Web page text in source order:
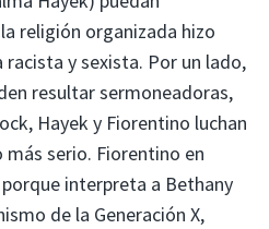
religión organizada hizo
y sexista. Por un lado,
resultar sermoneadoras,
Hayek y Fiorentino luchan
serio. Fiorentino en
interpreta a Bethany
de la Generación X,